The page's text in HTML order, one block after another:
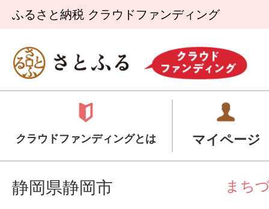
ふるさと納税 クラウドファンディング
クラウドファンディングとは マイページ
静岡県静岡市 まち